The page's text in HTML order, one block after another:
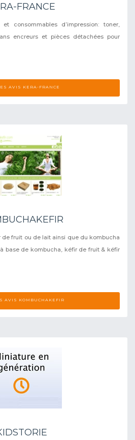
FRANCE
consommables d’impression: toner,
encreurs et pièces détachées pour
AVIS KERA-FRANCE
fruit ou de lait ainsi que du kombucha
base de kombucha, kéfir de fruit & kéfir
AVIS KOMBUCHAKEFIR